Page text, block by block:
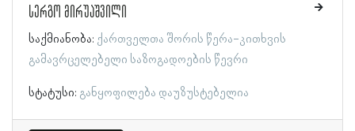
სერგო მირუაშვილი
საქმიანობა: ქართველთა შორის წერა-კითხვის
გამავრცელებელი საზოგადოების წევრი
სტატუსი: განყოფილება დაუზუსტებელია